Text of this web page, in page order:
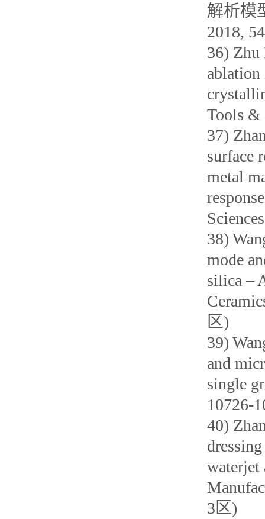
解析模
2018,
36) Zhu
Tools &
37)
surface
metal
38)
mode
silica –
区)
39)
and
single
10726-
40)
waterjet
3区)